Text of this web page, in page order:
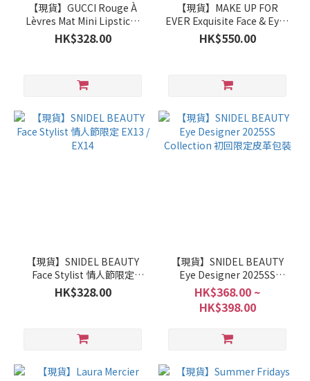
【現貨】GUCCI Rouge À
Lèvres Mat Mini Lipsticks
Trio Gift Set
HK$328.00
【現貨】MAKE UP FOR
EVER Exquisite Face & Eyes
Tools化妝掃套裝
HK$550.00
【現貨】SNIDEL BEAUTY
Face Stylist 情人節限定
EX13 / EX14
HK$328.00
【現貨】SNIDEL BEAUTY
Eye Designer 2025SS
Collection 初回限定皮革包
裝
HK$368.00 ~
HK$398.00